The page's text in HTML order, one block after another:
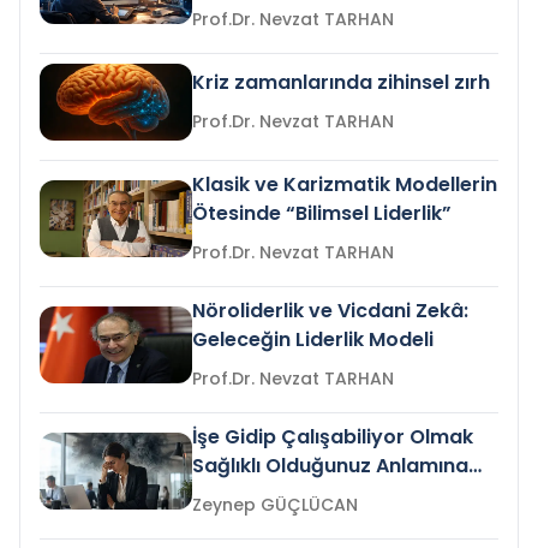
Prof.Dr. Nevzat TARHAN
Kriz zamanlarında zihinsel zırh
Prof.Dr. Nevzat TARHAN
Klasik ve Karizmatik Modellerin
Ötesinde “Bilimsel Liderlik”
Prof.Dr. Nevzat TARHAN
Nöroliderlik ve Vicdani Zekâ:
Geleceğin Liderlik Modeli
Prof.Dr. Nevzat TARHAN
İşe Gidip Çalışabiliyor Olmak
Sağlıklı Olduğunuz Anlamına
Gelir mi?Zeynep GÜÇLÜCAN